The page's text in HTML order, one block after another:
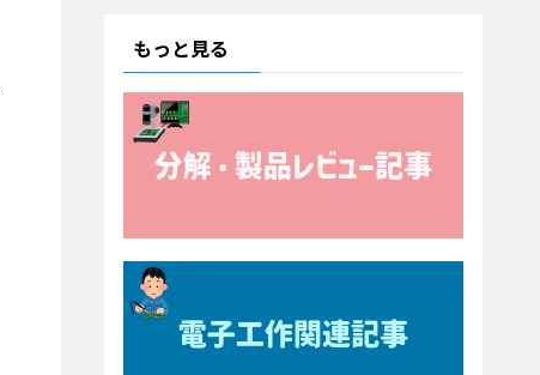
もっと見る